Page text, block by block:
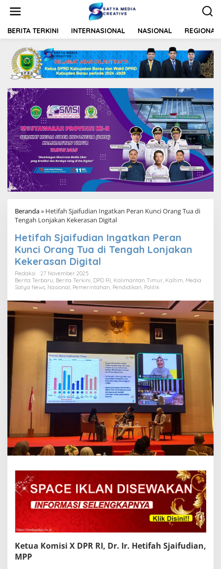
t
BERITA TERKINI INTERNASIONAL NASIONAL REGIONAL
Beranda» Hetifah Sjaifudian Ingatkan Peran Kunci Orang Tua di
Tengah Lonjakan Kekerasan Digital
Hetifah Sjaifudian Ingatkan Peran
Kunci Orang Tua di Tengah Lonjakan
Kekerasan Digital
Redaksi
27 November 2025
Berita Terbaru Berita Terkini DPD RI Kalimantan Timur Kaltim Media
Satya News Nasional Pemerintahan Pendidikan Politik
Ketua Komisi X DPR RI, Dr. Ir. Hetifah Sjaifudian,
MPP